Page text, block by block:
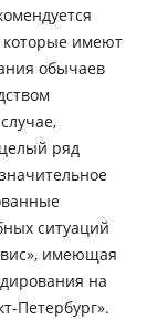
которые имеют
обычаев
ряд
ситуаций
имеющая
на
Петербург».